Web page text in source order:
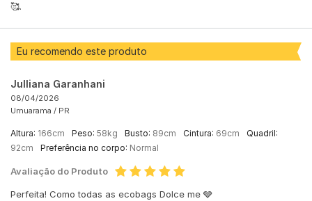
🥰.
Eu recomendo este produto
Julliana Garanhani
08/04/2026
Umuarama / PR
Altura: 166cm Peso: 58kg Busto: 89cm Cintura: 69cm
Quadril:
92cm
Preferência no corpo: Normal
Avaliação do Produto
Perfeita! Como todas as ecobags Dolce me 🩶